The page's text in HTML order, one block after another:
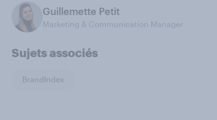
Guillemette Petit
Marketing & Communication Manager
Sujets associés
BrandIndex